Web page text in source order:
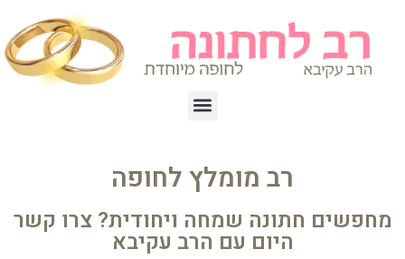
רב מומלץ לחופה
מחפשים חתונה שמחה ויחודית? צרו קשר
היום עם הרב עקיבא